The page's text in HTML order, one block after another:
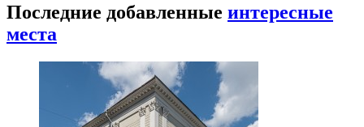
Последние добавленные интересные
места